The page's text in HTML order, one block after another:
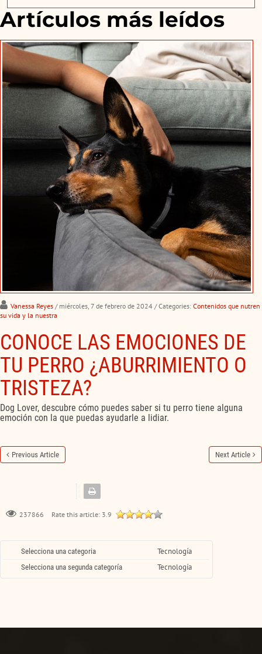
Artículos más leídos
Vanessa Reyes / miércoles, 7 de febrero de 2024 / Categories: Contenidos que nutren
su vida y la nuestra
CONOCE LAS EMOCIONES DE
TU PERRO ¿ABURRIMIENTO O
TRISTEZA?
Dog Lover, descubre cómo puedes saber si tu perro tiene alguna
emoción con la que puedas ayudarle a lidiar.
Previous Article Next Article
237866 Rate this article: 3.9
Selecciona una categoria Tecnología
Selecciona una segunda categoría Tecnología